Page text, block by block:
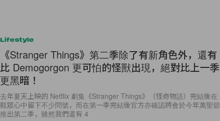
Lifestyle
《Stranger Things》第二季除了有新角色外，還有
比 Demogorgon 更可怕的怪獸出現，絕對比上一季
更黑暗！
去年夏天上映的 Netflix 劇集《Stranger Things》（怪奇物語）完結後在
觀眾心中留下不少問號，而在第一季完結後官方亦確認將會於今年萬聖節
推出第二季，雖然我們還有 4